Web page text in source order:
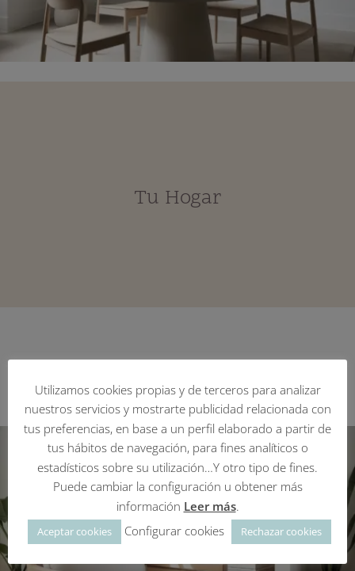
Tu Hogar
Utilizamos cookies propias y de terceros para analizar
nuestros servicios y mostrarte publicidad relacionada con
tus preferencias, en base a un perfil elaborado a partir de
tus hábitos de navegación, para fines analíticos o
estadísticos sobre su utilización…Y otro tipo de fines.
Puede cambiar la configuración u obtener más
información Leer más.
Aceptar cookies Configurar cookies Rechazar cookies